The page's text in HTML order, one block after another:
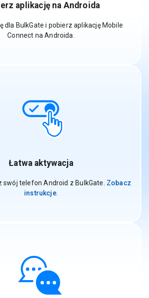
aplikację na Androida
dla BulkGate i pobierz aplikację Mobile
Connect na Androida.
Łatwa aktywacja
swój telefon Android z BulkGate. Zobacz
instrukcje.